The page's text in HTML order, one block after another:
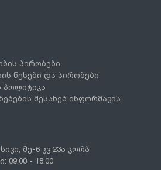
პირობები
წესები და პირობები
პოლიტიკა
შესახებ ინფორმაცია
მე-6 კვ 23ა კორპ
09:00 - 18:00